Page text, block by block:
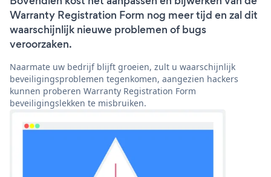
Warranty Registration Form nog meer tijd en zal dit
waarschijnlijk nieuwe problemen of bugs
veroorzaken.
Naarmate uw bedrijf blijft groeien, zult u waarschijnlijk
beveiligingsproblemen tegenkomen, aangezien hackers
kunnen proberen Warranty Registration Form
beveiligingslekken te misbruiken.